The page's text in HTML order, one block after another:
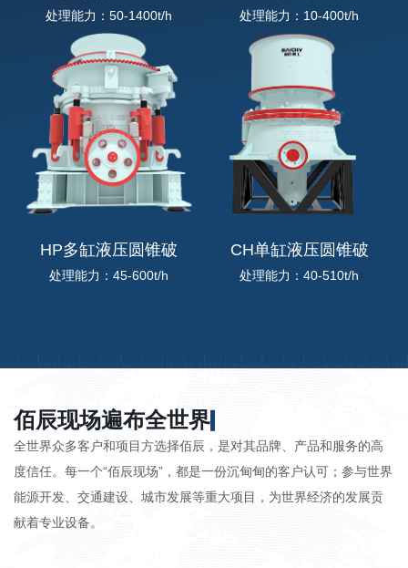
处理能力：50-1400t/h 处理能力：10-400t/h
HP多缸液压圆锥破
处理能力：45-600t/h
CH单缸液压圆锥破
处理能力：40-510t/h
佰辰现场遍布全世界
全世界众多客户和项目方选择佰辰，是对其品牌、产品和服务的高
度信任。每一个“佰辰现场”，都是一份沉甸甸的客户认可；参与​​世界
能源开发、交通建设、城市发展等重大项目​​，为世界经济的发展贡
献着专业设备。